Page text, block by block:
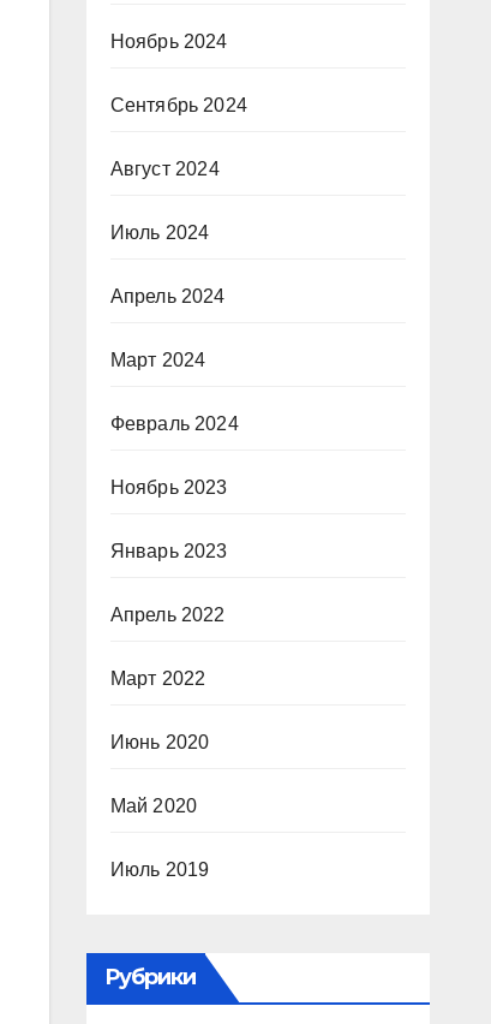
Ноябрь 2024
Сентябрь 2024
Август 2024
Июль 2024
Апрель 2024
Март 2024
Февраль 2024
Ноябрь 2023
Январь 2023
Апрель 2022
Март 2022
Июнь 2020
Май 2020
Июль 2019
Рубрики